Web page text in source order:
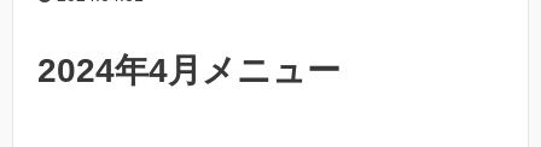
2024年4月メニュー